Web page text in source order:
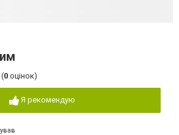
(0 оцінок)
Я рекомендую